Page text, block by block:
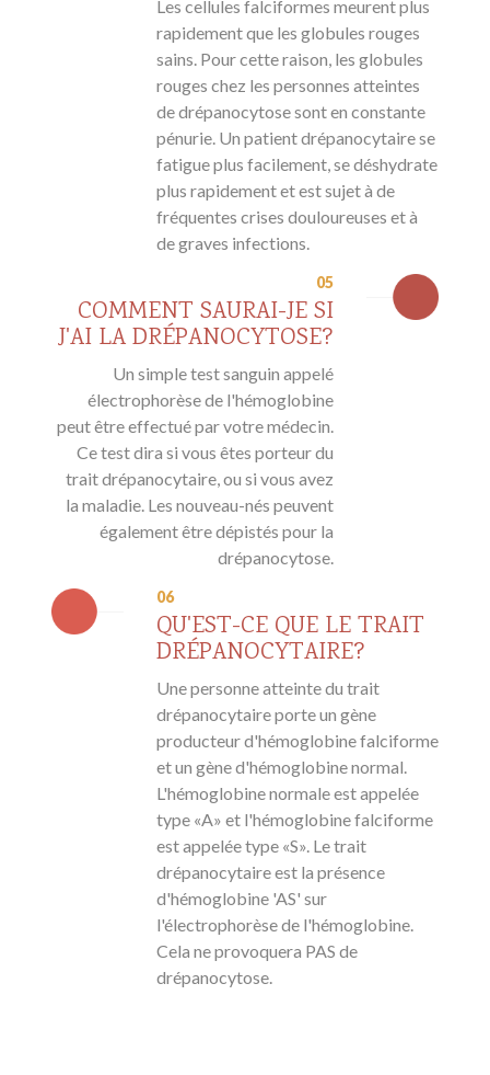
Les cellules falciformes meurent plus
rapidement que les globules rouges
sains. Pour cette raison, les globules
rouges chez les personnes atteintes
de drépanocytose sont en constante
pénurie. Un patient drépanocytaire se
fatigue plus facilement, se déshydrate
plus rapidement et est sujet à de
fréquentes crises douloureuses et à
de graves infections.
05
COMMENT SAURAI-JE SI
J'AI LA DRÉPANOCYTOSE?
Un simple test sanguin appelé
électrophorèse de l'hémoglobine
peut être effectué par votre médecin.
Ce test dira si vous êtes porteur du
trait drépanocytaire, ou si vous avez
la maladie. Les nouveau-nés peuvent
également être dépistés pour la
drépanocytose.
06
QU'EST-CE QUE LE TRAIT
DRÉPANOCYTAIRE?
Une personne atteinte du trait
drépanocytaire porte un gène
producteur d'hémoglobine falciforme
et un gène d'hémoglobine normal.
L'hémoglobine normale est appelée
type «A» et l'hémoglobine falciforme
est appelée type «S». Le trait
drépanocytaire est la présence
d'hémoglobine 'AS' sur
l'électrophorèse de l'hémoglobine.
Cela ne provoquera PAS de
drépanocytose.